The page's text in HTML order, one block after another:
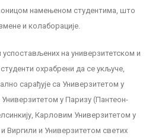
намењеном студентима, што
и колаборације.
на универзитетском и
охрабрени да се укључе,
сарађује са Универзитетом у
у Паризу (Пантеон-
Карловим Универзитетом у
Виргили и Универзитетом светих